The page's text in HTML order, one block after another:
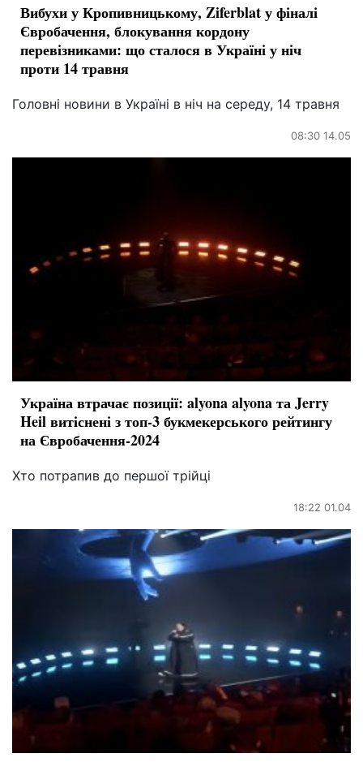
Вибухи у Кропивницькому, Ziferblat у фіналі
Євробачення, блокування кордону
перевізниками: що сталося в Україні у ніч
проти 14 травня
Головні новини в Україні в ніч на середу, 14 травня
08:30 14.05
Україна втрачає позиції: alyona alyona та Jerry
Heil витіснені з топ-3 букмекерського рейтингу
на Євробачення-2024
Хто потрапив до першої трійці
18:22 01.04